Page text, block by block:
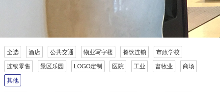
全选 酒店 公共交通 物业写字楼 餐饮连锁
市政学校
连锁零售
景区乐园 LOGO定制 医院 工业 畜牧业
商场
其他